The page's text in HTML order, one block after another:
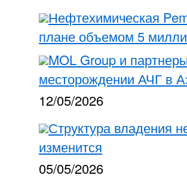
Нефтехимическая
плане объемом 5
MOL Group и
месторождении АЧГ в
12/05/2026
Структура владения
изменится
05/05/2026